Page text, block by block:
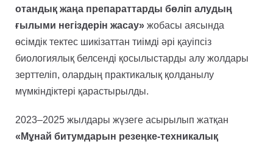
отандық жаңа препараттарды бөліп алудың
ғылыми негіздерін жасау» жобасы аясында
өсімдік тектес шикізаттан тиімді әрі қауіпсіз
биологиялық белсенді қосылыстарды алу жолдары
зерттеліп, олардың практикалық қолданылу
мүмкіндіктері қарастырылды.
2023–2025 жылдары жүзеге асырылып жатқан
«Мұнай битумдарын резеңке-техникалық